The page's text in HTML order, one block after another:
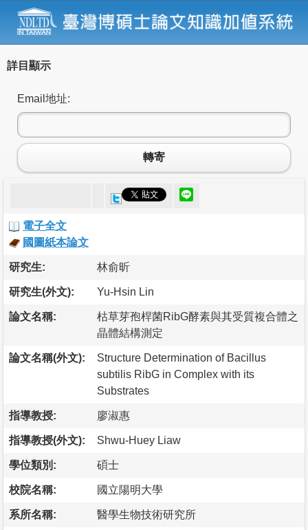
詳目顯示
Email地址:
轉寄
電子全文
國圖紙本論文
研究生: 林俞昕
研究生(外文): Yu-Hsin Lin
論文名稱:
枯草芽孢桿菌RibG酵素與其受質複合體之
晶體結構測定
論文名稱(外文):
Structure Determination of Bacillus
subtilis RibG in Complex with its
Substrates
指導教授: 廖淑惠
指導教授(外文): Shwu-Huey Liaw
學位類別: 碩士
校院名稱: 國立陽明大學
系所名稱: 醫學生物技術研究所